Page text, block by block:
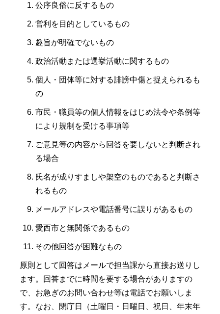
公序良俗に反するもの
営利を目的としているもの
趣旨が明確でないもの
政治活動または選挙活動に関するもの
個人・団体等に対する誹謗中傷と捉えられるも
の
市民・職員等の個人情報をはじめ法令や条例等
により規制を受ける事項等
ご意見等の内容から回答を要しないと判断され
る場合
氏名が成りすましや架空のものであると判断さ
れるもの
メールアドレスや電話番号に誤りがあるもの
愛西市と無関係であるもの
その他回答が困難なもの
原則として回答はメールで担当課から直接お送りし
ます。回答までに時間を要する場合がありますの
で、お急ぎのお問い合わせ等は電話でお願いしま
す。なお、閉庁日（土曜日・日曜日、祝日、年末年